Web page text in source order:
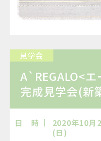
見学会
A`REGALO<
完成見学会(新
日 時
2020年10月
(日)